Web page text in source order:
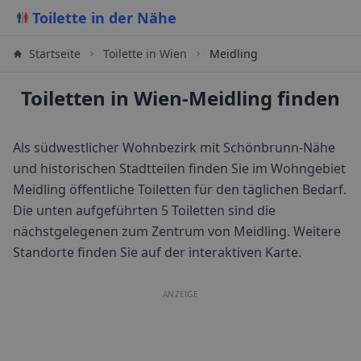
Toilette in der Nähe
Startseite Toilette in Wien Meidling
Toiletten in Wien-Meidling finden
Als südwestlicher Wohnbezirk mit Schönbrunn-Nähe
und historischen Stadtteilen finden Sie im Wohngebiet
Meidling öffentliche Toiletten für den täglichen Bedarf.
Die unten aufgeführten 5 Toiletten sind die
nächstgelegenen zum Zentrum von Meidling. Weitere
Standorte finden Sie auf der interaktiven Karte.
ANZEIGE